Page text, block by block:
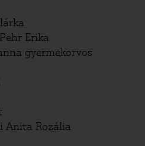
Erika
gyermekorvos
Anita Rozália